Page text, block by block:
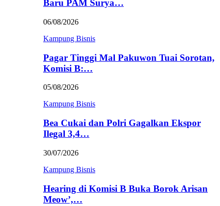
Baru PAM Surya…
06/08/2026
Kampung Bisnis
Pagar Tinggi Mal Pakuwon Tuai Sorotan,
Komisi B:…
05/08/2026
Kampung Bisnis
Bea Cukai dan Polri Gagalkan Ekspor
Ilegal 3,4…
30/07/2026
Kampung Bisnis
Hearing di Komisi B Buka Borok Arisan
Meow’,…